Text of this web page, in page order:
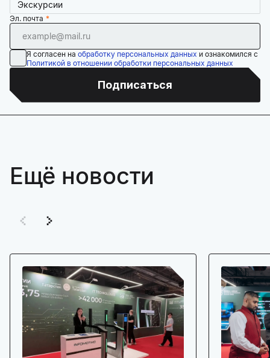
Экскурсии
Эл. почта
Я согласен на обработку персональных данных и ознакомился с
Политикой в отношении обработки персональных данных
Подписаться
Ещё новости